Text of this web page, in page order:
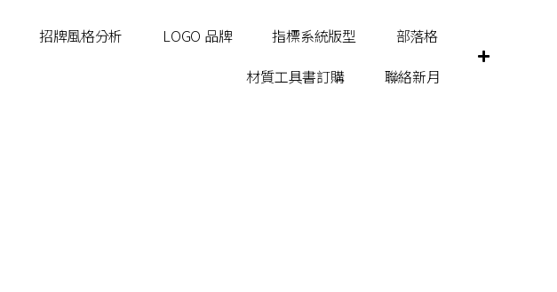
招牌風格分析 LOGO 品牌 指標系統版型
部落格
材質工具書訂購
聯絡新月